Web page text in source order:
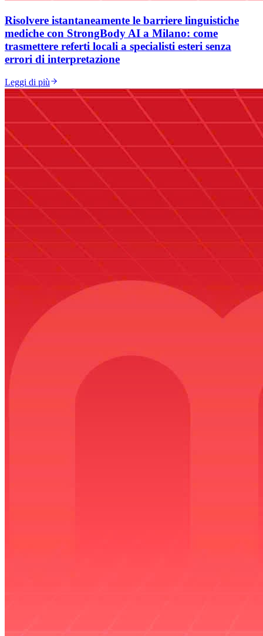
Risolvere istantaneamente le barriere linguistiche
mediche con StrongBody AI a Milano: come
trasmettere referti locali a specialisti esteri senza
errori di interpretazione
Leggi di più